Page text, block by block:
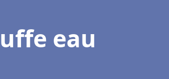
eau